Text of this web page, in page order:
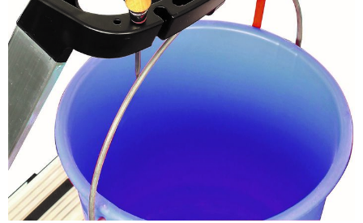
Na wesoło
Hobby i pasje
Żyj aktywnie
60plus - najcenniejsi klienci
Dobra opieka
Warto naśladować
Coś dla ducha
Smacznie i zdrowo